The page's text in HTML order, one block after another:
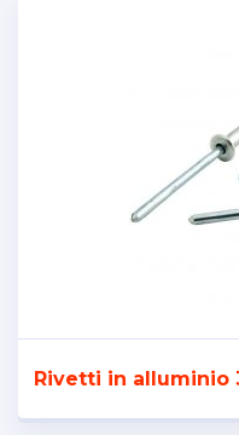
Rivetti in alluminio